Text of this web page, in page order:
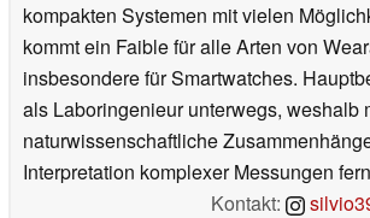
kompakten Systemen mit vielen
kommt ein Faible für alle Arten von
insbesondere für Smartwatches.
als Laboringenieur unterwegs, weshalb
naturwissenschaftliche
Interpretation komplexer Messungen
Kontakt: